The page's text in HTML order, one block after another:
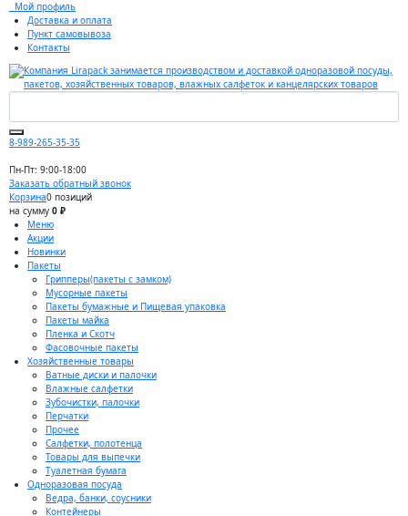
Мой профиль
Доставка и оплата
Пункт самовывоза
Контакты
8-989-265-35-35
Пн-Пт: 9:00-18:00
Заказать обратный звонок
Корзина0 позиций
на сумму 0 ₽
Меню
Акции
Новинки
Пакеты
Грипперы(пакеты с замком)
Мусорные пакеты
Пакеты бумажные и Пищевая упаковка
Пакеты майка
Пленка и Скотч
Фасовочные пакеты
Хозяйственные товары
Ватные диски и палочки
Влажные салфетки
Зубочистки, палочки
Перчатки
Прочее
Салфетки, полотенца
Товары для выпечки
Туалетная бумага
Одноразовая посуда
Ведра, банки, соусники
Контейнеры